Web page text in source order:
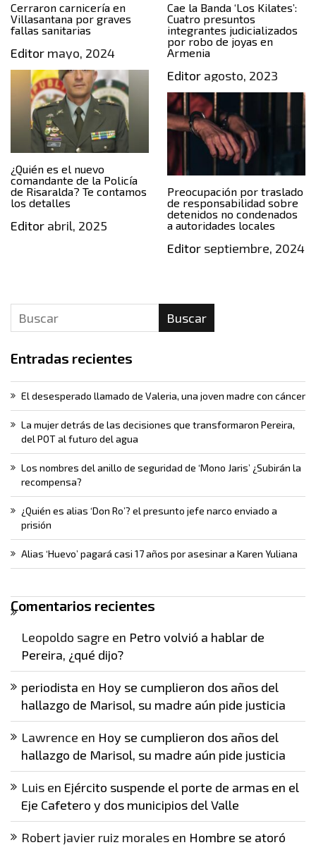
Cerraron carnicería en
Villasantana por graves
fallas sanitarias
Editor mayo, 2024
Cae la Banda ‘Los Kilates’:
Cuatro presuntos
integrantes judicializados
por robo de joyas en
Armenia
Editoragosto, 2023
¿Quién es el nuevo
comandante de la Policía
de Risaralda? Te contamos
los detalles
Editor abril, 2025
Preocupación por traslado
de responsabilidad sobre
detenidos no condenados
a autoridades locales
Editorseptiembre, 2024
Buscar
Entradas recientes
El desesperado llamado de Valeria, una joven madre con cáncer
La mujer detrás de las decisiones que transformaron Pereira,
del POT al futuro del agua
Los nombres del anillo de seguridad de ‘Mono Jaris’ ¿Subirán la
recompensa?
¿Quién es alias ‘Don Ro’? el presunto jefe narco enviado a
prisión
Alias ‘Huevo’ pagará casi 17 años por asesinar a Karen Yuliana
Comentarios recientes
Leopoldo sagre en Petro volvió a hablar de
Pereira, ¿qué dijo?
periodista en Hoy se cumplieron dos años del
hallazgo de Marisol, su madre aún pide justicia
Lawrence en Hoy se cumplieron dos años del
hallazgo de Marisol, su madre aún pide justicia
Luis en Ejército suspende el porte de armas en el
Eje Cafetero y dos municipios del Valle
Robert javier ruiz morales en Hombre se atoró